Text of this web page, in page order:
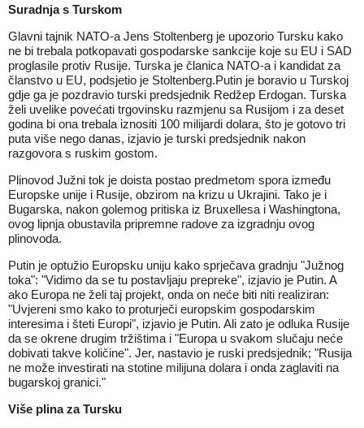
Suradnja s Turskom
Glavni tajnik NATO-a Jens Stoltenberg je upozorio Tursku kako
ne bi trebala potkopavati gospodarske sankcije koje su EU i SAD
proglasile protiv Rusije. Turska je članica NATO-a i kandidat za
članstvo u EU, podsjetio je Stoltenberg.Putin je boravio u Turskoj
gdje ga je pozdravio turski predsjednik Redžep Erdogan. Turska
želi uvelike povećati trgovinsku razmjenu sa Rusijom i za deset
godina bi ona trebala iznositi 100 milijardi dolara, što je gotovo tri
puta više nego danas, izjavio je turski predsjednik nakon
razgovora s ruskim gostom.
Plinovod Južni tok je doista postao predmetom spora između
Europske unije i Rusije, obzirom na krizu u Ukrajini. Tako je i
Bugarska, nakon golemog pritiska iz Bruxellesa i Washingtona,
ovog lipnja obustavila pripremne radove za izgradnju ovog
plinovoda.
Putin je optužio Europsku uniju kako sprječava gradnju "Južnog
toka": "Vidimo da se tu postavljaju prepreke", izjavio je Putin. A
ako Europa ne želi taj projekt, onda on neće biti niti realiziran:
"Uvjereni smo kako to proturječi europskim gospodarskim
interesima i šteti Europi", izjavio je Putin. Ali zato je odluka Rusije
da se okrene drugim tržištima i "Europa u svakom slučaju neće
dobivati takve količine". Jer, nastavio je ruski predsjednik; "Rusija
ne može investirati na stotine milijuna dolara i onda zaglaviti na
bugarskoj granici."
Više plina za Tursku